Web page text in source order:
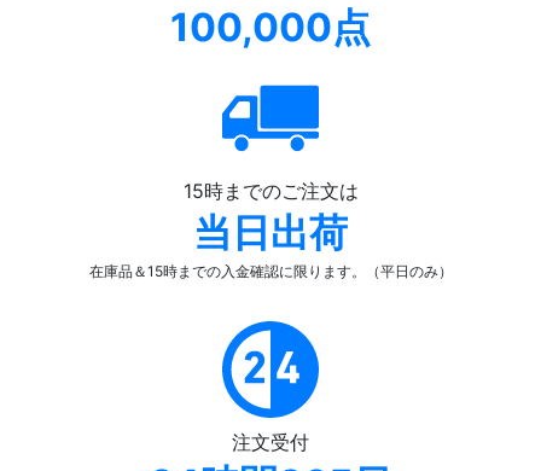
100,000点
15時までのご注文は
当日出荷
在庫品＆15時までの入金確認に限ります。（平日のみ）
注文受付